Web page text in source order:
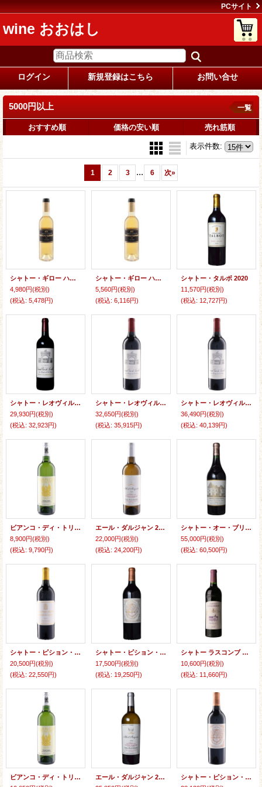
PCサイト
wine おおはし
ログイン 新規登録はこちら お問い合せ
5000円以上 一覧
おすすめ順 価格の安い順 売れ筋順
表示件数:
1 2 3 ... 6 次»
シャトー・ギロー ハーフ 2023 (375ml) (極甘口)
4,980円(税別)
(税込: 5,478円)
シャトー・ギロー ハーフ 2023 (375ml) (極甘口)
5,560円(税別)
(税込: 6,116円)
シャトー・タルボ 2020
11,570円(税別)
(税込: 12,727円)
シャトー・レオヴィル・ラス・カーズ 2021
29,930円(税別)
(税込: 32,923円)
シャトー・レオヴィル・ラス・カーズ 2023
32,650円(税別)
(税込: 35,915円)
シャトー・レオヴィル・ラス・カーズ 2023
36,490円(税別)
(税込: 40,139円)
ビアンコ・ディ・トリノーロ 2023 トリノーロ
8,900円(税別)
(税込: 9,790円)
エール・ダルジャン 2024 シャトー・ムートン・ロートシルト
22,000円(税別)
(税込: 24,200円)
シャトー・オー・ブリオン 赤 2024
55,000円(税別)
(税込: 60,500円)
シャトー・ピション・ロングヴィル・コンテス・ド・ラランド 2024
20,500円(税別)
(税込: 22,550円)
シャトー・ピション・ロングヴィル・バロン 2024
17,500円(税別)
(税込: 19,250円)
シャトー ラスコンブ 2024
10,600円(税別)
(税込: 11,660円)
ビアンコ・ディ・トリノーロ 2023 トリノーロ
エール・ダルジャン 2020 シャトー・ムートン・ロートシルト
シャトー・ピション・ロングヴィル・バロン 2019